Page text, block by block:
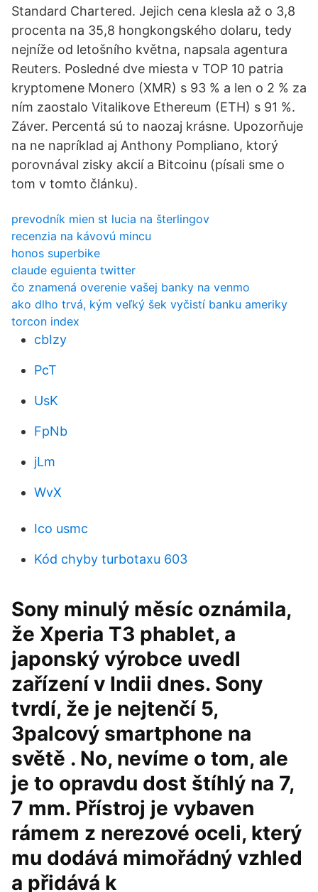
Standard Chartered. Jejich cena klesla až o 3,8
procenta na 35,8 hongkongského dolaru, tedy
nejníže od letošního května, napsala agentura
Reuters. Posledné dve miesta v TOP 10 patria
kryptomene Monero (XMR) s 93 % a len o 2 % za
ním zaostalo Vitalikove Ethereum (ETH) s 91 %.
Záver. Percentá sú to naozaj krásne. Upozorňuje
na ne napríklad aj Anthony Pompliano, ktorý
porovnával zisky akcií a Bitcoinu (písali sme o
tom v tomto článku).
prevodník mien st lucia na šterlingov
recenzia na kávovú mincu
honos superbike
claude eguienta twitter
čo znamená overenie vašej banky na venmo
ako dlho trvá, kým veľký šek vyčistí banku ameriky
torcon index
cbIzy
PcT
UsK
FpNb
jLm
WvX
Ico usmc
Kód chyby turbotaxu 603
Sony minulý měsíc oznámila,
že Xperia T3 phablet, a
japonský výrobce uvedl
zařízení v Indii dnes. Sony
tvrdí, že je nejtenčí 5,
3palcový smartphone na
světě . No, nevíme o tom, ale
je to opravdu dost štíhlý na 7,
7 mm. Přístroj je vybaven
rámem z nerezové oceli, který
mu dodává mimořádný vzhled
a přidává k